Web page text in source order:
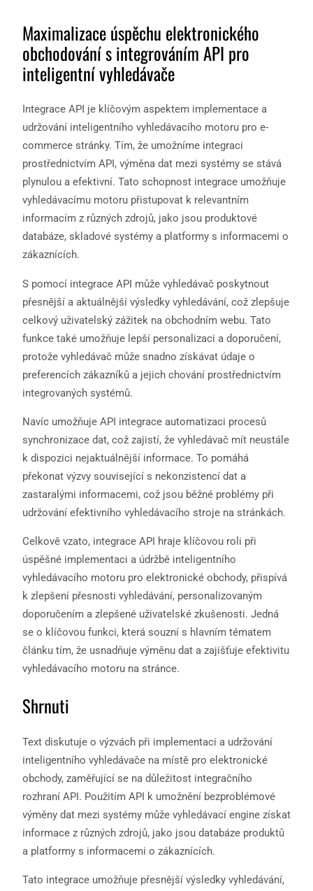
Maximalizace úspěchu elektronického
obchodování s integrováním API pro
inteligentní vyhledávače
Integrace API je klíčovým aspektem implementace a
udržování inteligentního vyhledávacího motoru pro e-
commerce stránky. Tím, že umožníme integraci
prostřednictvím API, výměna dat mezi systémy se stává
plynulou a efektivní. Tato schopnost integrace umožňuje
vyhledávacímu motoru přistupovat k relevantním
informacím z různých zdrojů, jako jsou produktové
databáze, skladové systémy a platformy s informacemi o
zákaznících.
S pomocí integrace API může vyhledávač poskytnout
přesnější a aktuálnější výsledky vyhledávání, což zlepšuje
celkový uživatelský zážitek na obchodním webu. Tato
funkce také umožňuje lepší personalizaci a doporučení,
protože vyhledávač může snadno získávat údaje o
preferencích zákazníků a jejich chování prostřednictvím
integrovaných systémů.
Navíc umožňuje API integrace automatizaci procesů
synchronizace dat, což zajistí, že vyhledávač mít neustále
k dispozici nejaktuálnější informace. To pomáhá
překonat výzvy související s nekonzistencí dat a
zastaralými informacemi, což jsou běžné problémy při
udržování efektivního vyhledávacího stroje na stránkách.
Celkově vzato, integrace API hraje klíčovou roli při
úspěšné implementaci a údržbě inteligentního
vyhledávacího motoru pro elektronické obchody, přispívá
k zlepšení přesnosti vyhledávání, personalizovaným
doporučením a zlepšené uživatelské zkušenosti. Jedná
se o klíčovou funkci, která souzní s hlavním tématem
článku tím, že usnadňuje výměnu dat a zajišťuje efektivitu
vyhledávacího motoru na stránce.
Shrnuti
Text diskutuje o výzvách při implementaci a udržování
inteligentního vyhledávače na místě pro elektronické
obchody, zaměřující se na důležitost integračního
rozhraní API. Použitím API k umožnění bezproblémové
výměny dat mezi systémy může vyhledávací engine získat
informace z různých zdrojů, jako jsou databáze produktů
a platformy s informacemi o zákaznících.
Tato integrace umožňuje přesnější výsledky vyhledávání,